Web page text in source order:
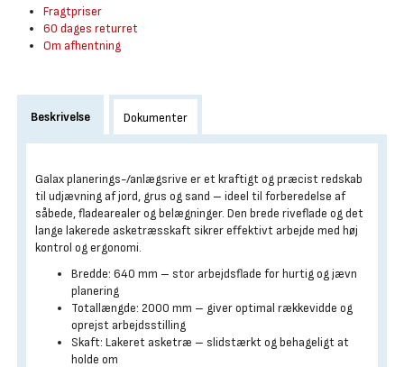
Fragtpriser
60 dages returret
Om afhentning
Beskrivelse Dokumenter
Galax planerings-/anlægsrive er et kraftigt og præcist redskab
til udjævning af jord, grus og sand – ideel til forberedelse af
såbede, fladearealer og belægninger. Den brede riveflade og det
lange lakerede asketræsskaft sikrer effektivt arbejde med høj
kontrol og ergonomi.
Bredde: 640 mm – stor arbejdsflade for hurtig og jævn
planering
Totallængde: 2000 mm – giver optimal rækkevidde og
oprejst arbejdsstilling
Skaft: Lakeret asketræ – slidstærkt og behageligt at
holde om